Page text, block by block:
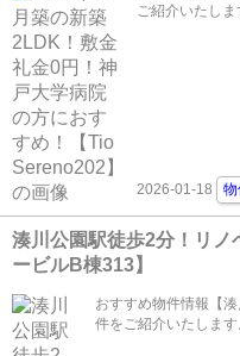
ご紹介いたし
2026-01-18 物
湊川公園駅徒歩2分！リ
ービルB棟313】
おすすめ物件情報【
件をご紹介いたしま